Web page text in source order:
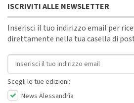
ISCRIVITI ALLE NEWSLETTER
Inserisci il tuo indirizzo email per
direttamente nella tua casella di
Indirizzo email
Scegli le tue edizioni:
News Alessandria